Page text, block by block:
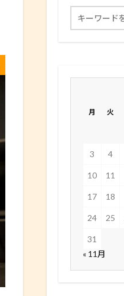
月 火
3 4
10 11
17 18
24 25
31
« 11月